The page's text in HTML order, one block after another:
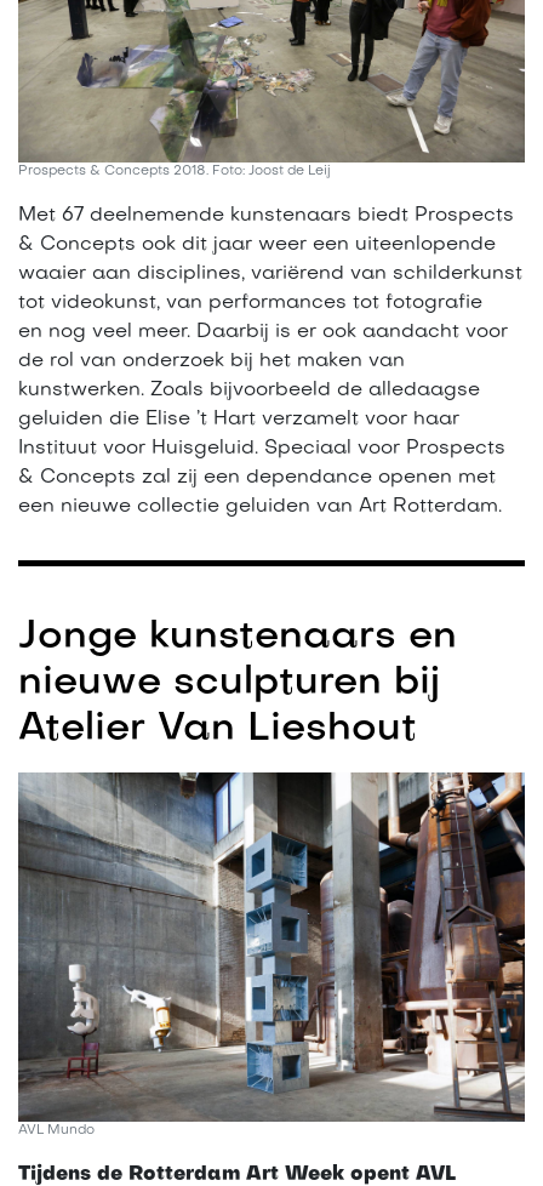
Prospects & Concepts 2018. Foto: Joost de Leij
Met 67 deelnemende kunstenaars biedt Prospects
& Concepts ook dit jaar weer een uiteenlopende
waaier aan disciplines, variërend van schilderkunst
tot videokunst, van performances tot fotografie
en nog veel meer. Daarbij is er ook aandacht voor
de rol van onderzoek bij het maken van
kunstwerken. Zoals bijvoorbeeld de alledaagse
geluiden die Elise ’t Hart verzamelt voor haar
Instituut voor Huisgeluid. Speciaal voor Prospects
& Concepts zal zij een dependance openen met
een nieuwe collectie geluiden van Art Rotterdam.
Jonge kunstenaars en
nieuwe sculpturen bij
Atelier Van Lieshout
AVL Mundo
Tijdens de Rotterdam Art Week opent AVL